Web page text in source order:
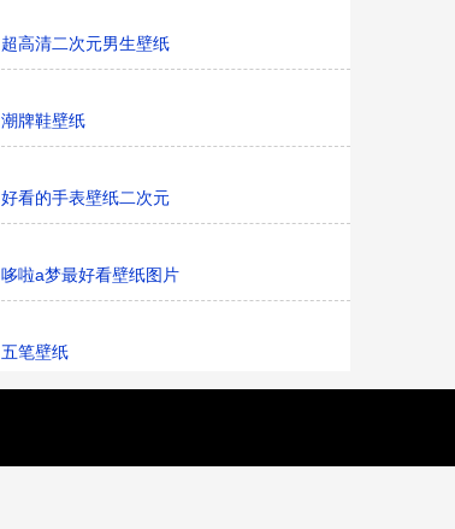
超高清二次元男生壁纸
潮牌鞋壁纸
好看的手表壁纸二次元
哆啦a梦最好看壁纸图片
五笔壁纸